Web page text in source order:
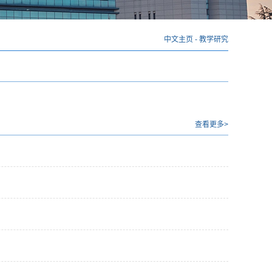
中文主页 - 教学研究
查看更多>